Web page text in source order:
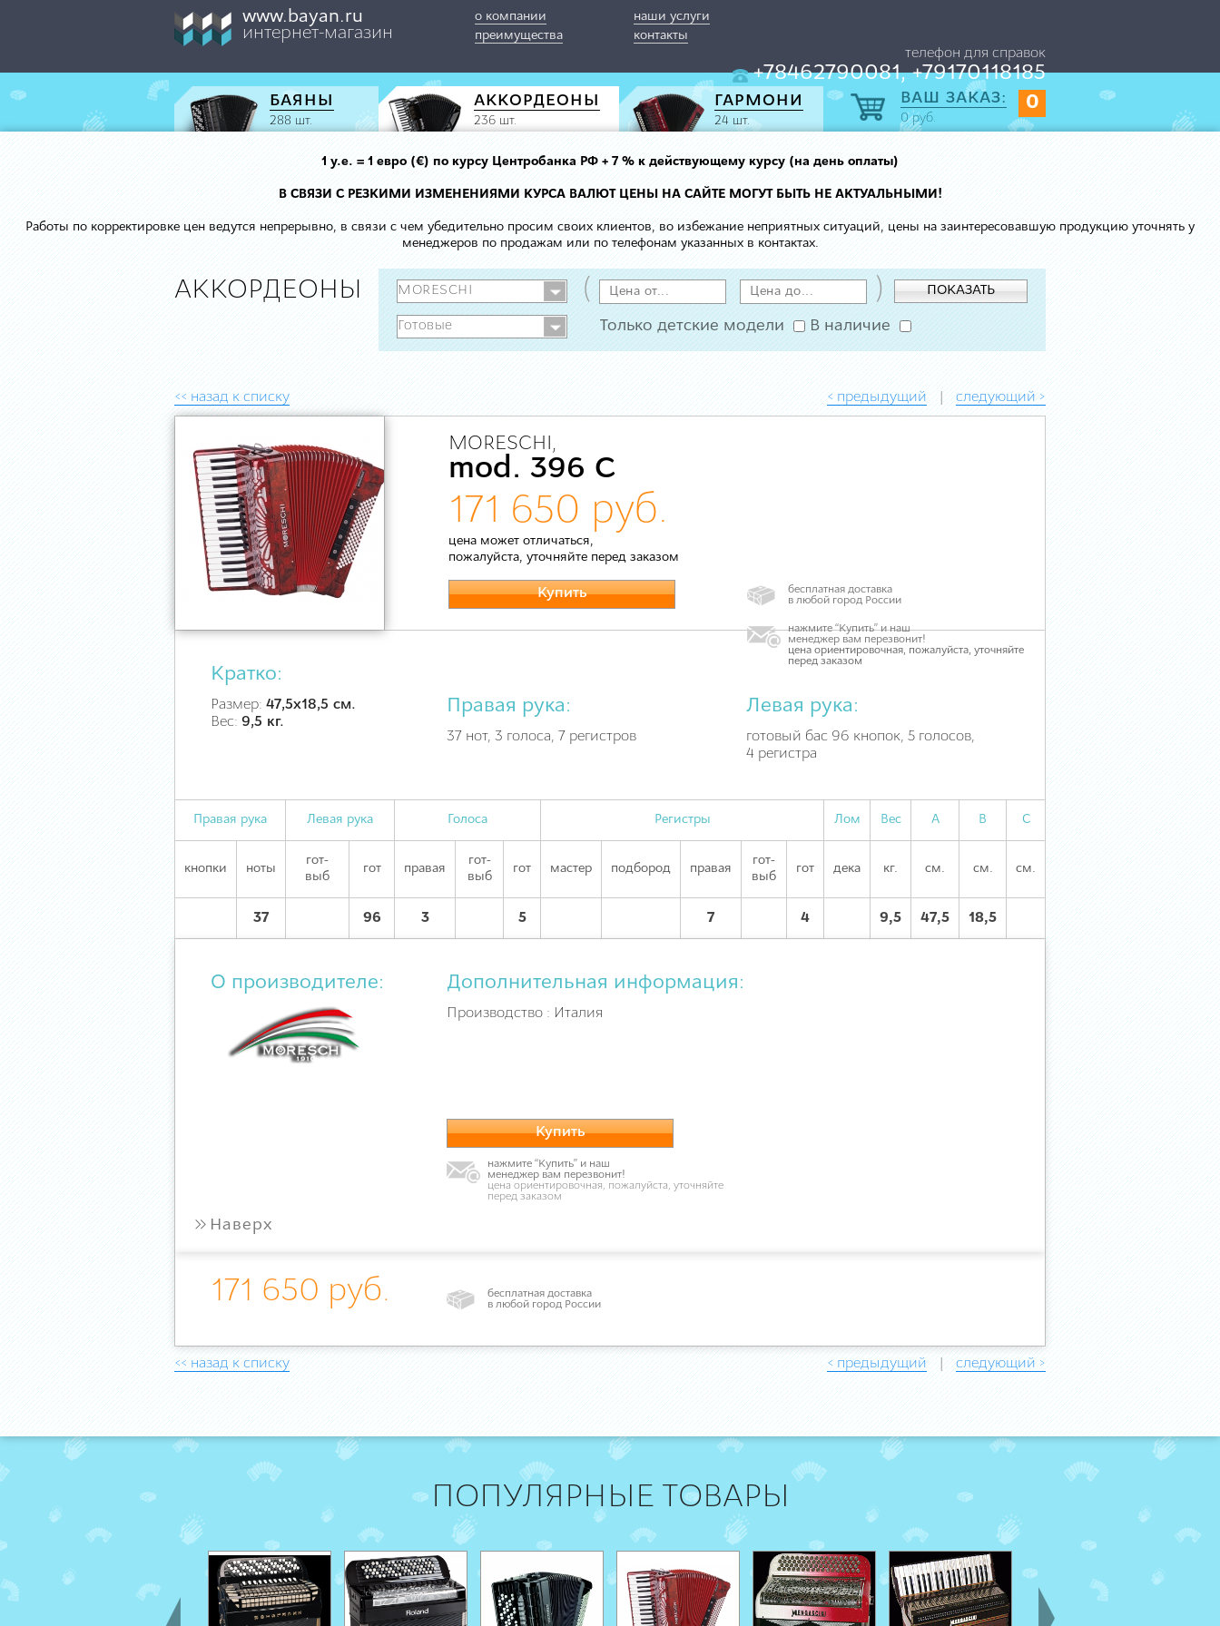
www.bayan.ru
интернет-магазин
о компании
наши услуги
преимущества
контакты
телефон для справок
+78462790081, +79170118185
БАЯНЫ
288 шт.
АККОРДЕОНЫ
236 шт.
ГАРМОНИ
24 шт.
0
ВАШ ЗАКАЗ:
0руб.
1 у.е. = 1 евро (€) по курсу Центробанка РФ + 7 % к действующему курсу (на день оплаты)
В СВЯЗИ С РЕЗКИМИ ИЗМЕНЕНИЯМИ КУРСА ВАЛЮТ ЦЕНЫ НА САЙТЕ МОГУТ БЫТЬ НЕ АКТУАЛЬНЫМИ!
Работы по корректировке цен ведутся непрерывно, в связи с чем убедительно просим своих клиентов, во избежание неприятных ситуаций, цены на заинтересовавшую продукцию уточнять у
менеджеров по продажам или по телефонам указанных в контактах.
АККОРДЕОНЫ ( ) ПОКАЗАТЬ
Только детские модели В наличие
<< назад к списку < предыдущий | следующий >
MORESCHI,
mod. 396 C
171 650 руб.
цена может отличаться,
пожалуйста, уточняйте перед заказом
Купить
бесплатная доставка
в любой город России
нажмите “Купить” и наш
менеджер вам перезвонит!
цена ориентировочная, пожалуйста, уточняйте
перед заказом
Кратко:
Размер: 47,5х18,5 см.
Вес: 9,5 кг.
Правая рука:
37 нот, 3 голоса, 7 регистров
Левая рука:
готовый бас 96 кнопок, 5 голосов,
4 регистра
Правая рука Левая рука Голоса Регистры Лом Вес А В С
кнопки ноты
гот-
выб
гот правая
гот-
выб
гот мастер подбород правая
гот-
выб
гот дека кг. см. см. см.
37 96 3 5 7 4 9,5 47,5 18,5
О производителе: Дополнительная информация:
Производство : Италия
Купить
нажмите “Купить” и наш
менеджер вам перезвонит!
цена ориентировочная, пожалуйста, уточняйте
перед заказом
» Наверх
171 650 руб.
бесплатная доставка
в любой город России
<< назад к списку < предыдущий | следующий >
ПОПУЛЯРНЫЕ ТОВАРЫ